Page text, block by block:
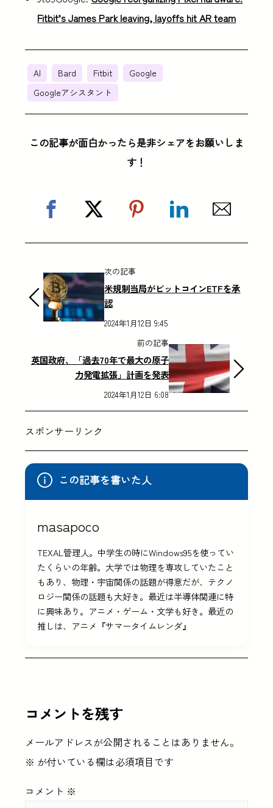
Fitbit’s James Park leaving, layoffs hit AR team
AI Bard Fitbit
Google
Googleアシスタント
この記事が面白かったら是非シェアをお願いしま
す！
次の記事
米規制当局がビットコインETFを承
認
2024年1月12日 9:45
前の記事
英国政府、「過去70年で最大の原子
力発電拡張」計画を発表
2024年1月12日 6:08
スポンサーリンク
この記事を書いた人
masapoco
TEXAL管理人。中学生の時にWindows95を使ってい
たくらいの年齢。大学では物理を専攻していたこと
もあり、物理・宇宙関係の話題が得意だが、テクノ
ロジー関係の話題も大好き。最近は半導体関連に特
に興味あり。アニメ・ゲーム・文学も好き。最近の
推しは、アニメ『サマータイムレンダ』
コメントを残す
メールアドレスが公開されることはありません。
※ が付いている欄は必須項目です
コメント ※